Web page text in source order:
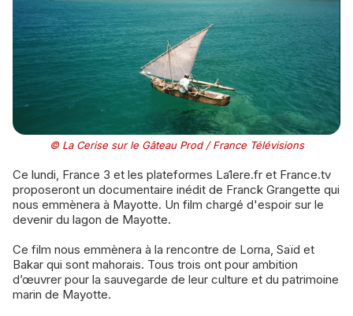
© La Cerise sur le Gâteau Prod / France Télévisions
Ce lundi, France 3 et les plateformes La1ere.fr et France.tv
proposeront un documentaire inédit de Franck Grangette qui
nous emmènera à Mayotte. Un film chargé d'espoir sur le
devenir du lagon de Mayotte.
Ce film nous emmènera à la rencontre de Lorna, Saïd et
Bakar qui sont mahorais. Tous trois ont pour ambition
d’œuvrer pour la sauvegarde de leur culture et du patrimoine
marin de Mayotte.